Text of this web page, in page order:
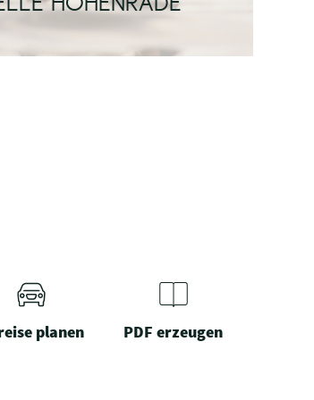
HOHENRADE
planen PDF erzeugen